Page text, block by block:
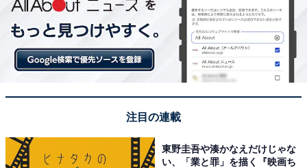
注目の連載
東野圭吾や湊かなえだけじゃな
い、「業と罪」を描く『映画ち